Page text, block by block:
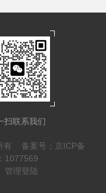
扫联系我们
有 备案号：京ICP备
1077569
管理登陆